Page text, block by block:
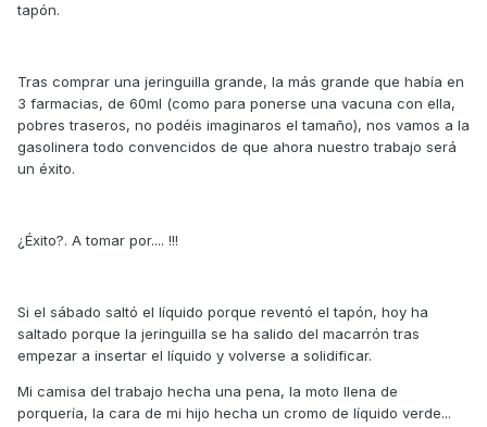
tapón.
Tras comprar una jeringuilla grande, la más grande que había en
3 farmacias, de 60ml (como para ponerse una vacuna con ella,
pobres traseros, no podéis imaginaros el tamaño), nos vamos a la
gasolinera todo convencidos de que ahora nuestro trabajo será
un éxito.
¿Éxito?. A tomar por.... !!!
Si el sábado saltó el líquido porque reventó el tapón, hoy ha
saltado porque la jeringuilla se ha salido del macarrón tras
empezar a insertar el líquido y volverse a solidificar.
Mi camisa del trabajo hecha una pena, la moto llena de
porquería, la cara de mi hijo hecha un cromo de líquido verde...